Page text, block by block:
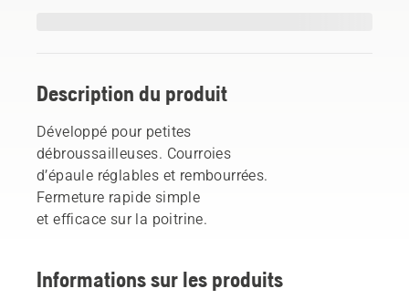
Description du produit
Développé pour petites
débroussailleuses. Courroies
d’épaule réglables et rembourrées.
Fermeture rapide simple
et efficace sur la poitrine.
Informations sur les produits